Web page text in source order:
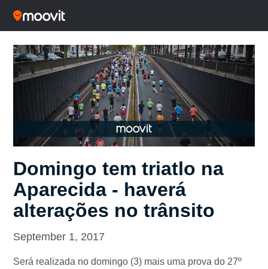
Domingo tem triatlo na
Aparecida - haverá
alterações no trânsito
September 1, 2017
Será realizada no domingo (3) mais uma prova do 27º